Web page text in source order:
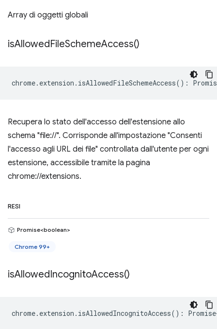
Array di oggetti globali
isAllowedFileSchemeAccess()
chrome. extension . isAllowedFileSchemeAccess() :
Recupera lo stato dell'accesso dell'estensione allo
schema "file://". Corrisponde all'impostazione "Consenti
l'accesso agli URL dei file" controllata dall'utente per ogni
estensione, accessibile tramite la pagina
chrome://extensions.
RESI
Promise<boolean>
Chrome 99+
isAllowedIncognitoAccess()
chrome. extension . isAllowedIncognitoAccess() :